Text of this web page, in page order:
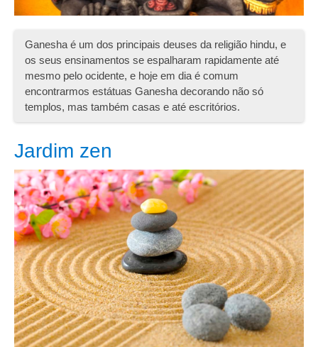
Ganesha é um dos principais deuses da religião hindu, e
os seus ensinamentos se espalharam rapidamente até
mesmo pelo ocidente, e hoje em dia é comum
encontrarmos estátuas Ganesha decorando não só
templos, mas também casas e até escritórios.
Jardim zen